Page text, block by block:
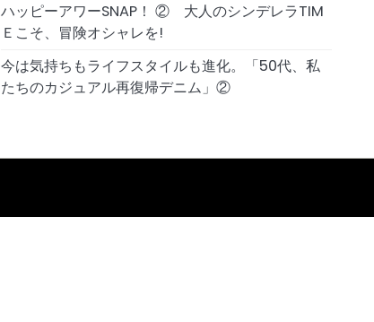
ハッピーアワーSNAP！ ② 大人のシンデレラTIM
Ｅこそ、冒険オシャレを!
今は気持ちもライフスタイルも進化。「50代、私
たちのカジュアル再復帰デニム」②